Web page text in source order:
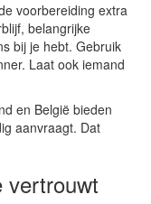
voorbereiding extra
belangrijke
bij je hebt. Gebruik
Laat ook iemand
en België bieden
aanvraagt. Dat
vertrouwt